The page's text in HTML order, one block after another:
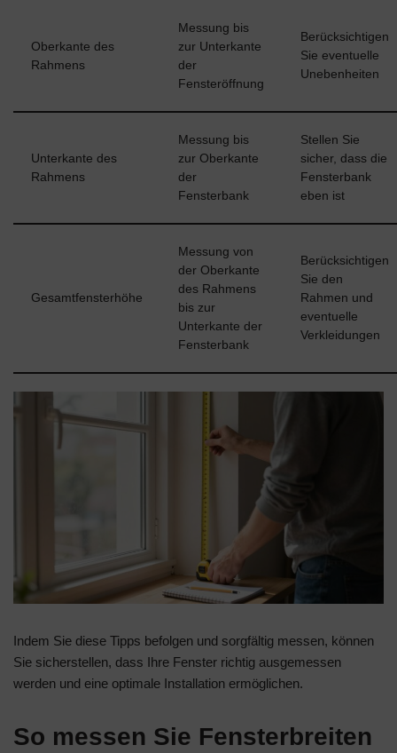
Oberkante des
Rahmens
Messung bis
zur Unterkante
der
Fensteröffnung
Berücksichtigen
Sie eventuelle
Unebenheiten
Unterkante des
Rahmens
Messung bis
zur Oberkante
der
Fensterbank
Stellen Sie
sicher, dass die
Fensterbank
eben ist
Gesamtfensterhöhe
Messung von
der Oberkante
des Rahmens
bis zur
Unterkante der
Fensterbank
Berücksichtigen
Sie den
Rahmen und
eventuelle
Verkleidungen
Indem Sie diese Tipps befolgen und sorgfältig messen, können
Sie sicherstellen, dass Ihre Fenster richtig ausgemessen
werden und eine optimale Installation ermöglichen.
So messen Sie Fensterbreiten